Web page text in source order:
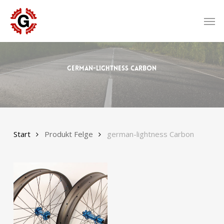
main
content
german-lightness Carbon
Start Produkt Felge german-lightness Carbon